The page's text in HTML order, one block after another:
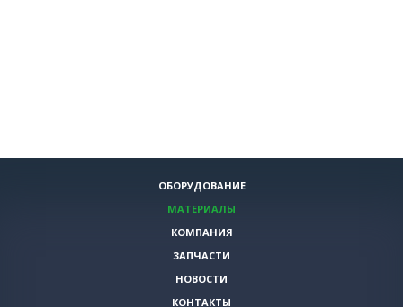
ОБОРУДОВАНИЕ
МАТЕРИАЛЫ
КОМПАНИЯ
ЗАПЧАСТИ
НОВОСТИ
КОНТАКТЫ